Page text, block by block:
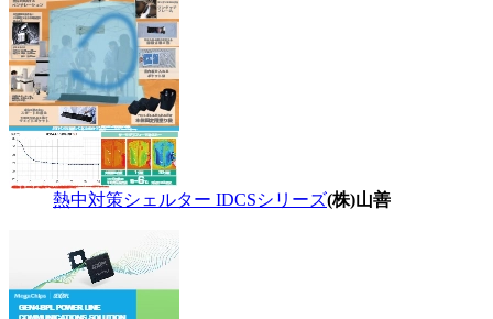
熱中対策シェルター IDCSシリーズ(株)山善